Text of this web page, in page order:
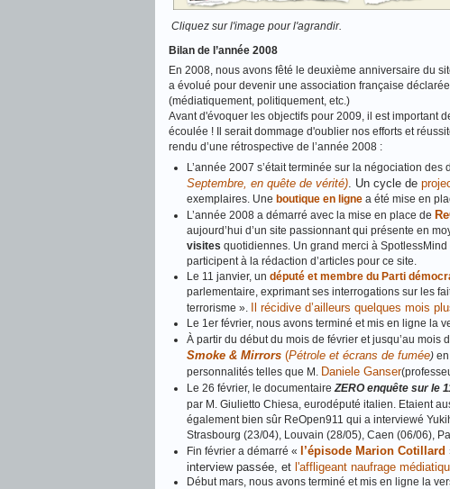
Cliquez sur l'image pour l'agrandir.
Bilan de l’année 2008
En 2008, nous avons fêté le deuxième anniversaire du
a évolué pour devenir une association française
(médiatiquement, politiquement, etc.)
Avant d'évoquer les objectifs pour 2009, il est important
écoulée ! Il serait dommage d'oublier nos efforts et
rendu d’une rétrospective de l’année 2008 :
L’année 2007 s’était terminée sur la négociation des
Septembre, en quête de vérité). Un cycle de
exemplaires. Une boutique en ligne a été mise en
L’année 2008 a démarré avec la mise en place de
aujourd’hui d’un site passionnant qui présente en
visites quotidiennes. Un grand merci à
participent à la rédaction d’articles pour ce site.
Le 11 janvier, un député et membre du Parti
parlementaire, exprimant ses interrogations sur les
terrorisme ».
Il récidive d’ailleurs quelques mois
Le 1er février, nous avons terminé et mis en ligne la
À partir du début du mois de février et jusqu’au mois
Smoke & Mirrors (Pétrole et écrans de fumée)
personnalités telles que M. Daniele Ganser
Le 26 février, le documentaireZERO enquête sur le
par M. Giulietto Chiesa, eurodéputé italien. Etaient
également bien sûr ReOpen911 qui a interviewé
Strasbourg (23/04), Louvain (28/05), Caen (06/06),
Fin février a démarré « l’épisode Marion Cotillard
interview passée, et l'affligeant naufrage
Début mars, nous avons terminé et mis en ligne la